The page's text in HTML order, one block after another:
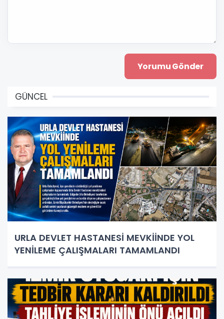
GÜNCEL
URLA DEVLET HASTANESİ MEVKİİNDE YOL
YENİLEME ÇALIŞMALARI TAMAMLANDI